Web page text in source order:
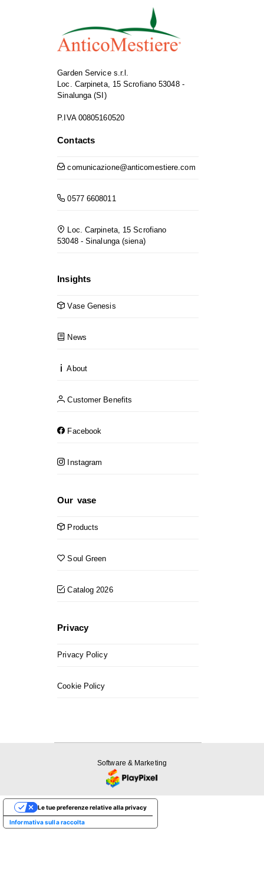
Garden Service s.r.l.
Loc. Carpineta, 15 Scrofiano 53048 -
Sinalunga (SI)
P.IVA 00805160520
Contacts
comunicazione@anticomestiere.com
0577 6608011
Loc. Carpineta, 15 Scrofiano
53048 - Sinalunga (siena)
Insights
Vase Genesis
News
About
Customer Benefits
Facebook
Instagram
Our vase
Products
Soul Green
Catalog 2026
Privacy
Privacy Policy
Cookie Policy
Software & Marketing
Informativa sulla raccolta
Le tue preferenze relative alla privacy